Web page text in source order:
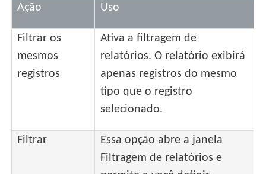
Ação Uso
Filtrar os
mesmos
registros
Ativa a filtragem de
relatórios. O relatório exibirá
apenas registros do mesmo
tipo que o registro
selecionado.
Filtrar
Essa opção abre a janela
Filtragem de relatórios e